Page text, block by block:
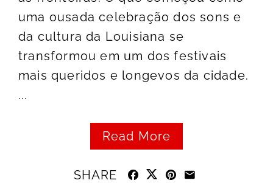
uma ousada celebração dos sons e
da cultura da Louisiana se
transformou em um dos festivais
mais queridos e longevos da cidade.
...
Read More
SHARE